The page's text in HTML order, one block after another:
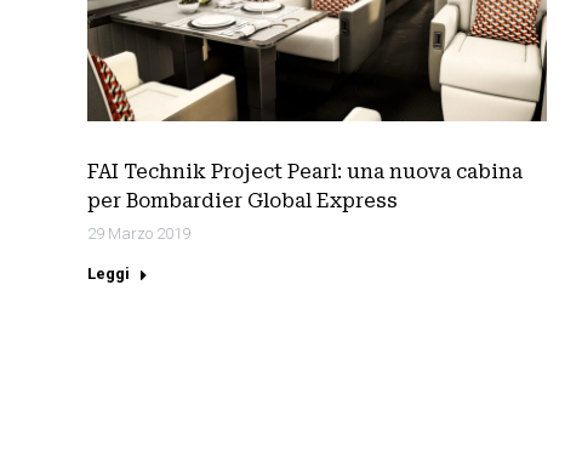
FAI Technik Project Pearl: una nuova cabina
per Bombardier Global Express
29 Marzo 2019
Leggi